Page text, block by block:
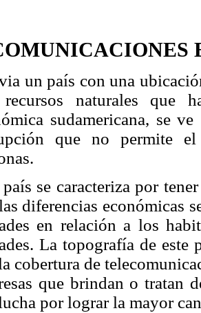
un país con una
naturales que
sudamericana, se
que no permite
país se caracteriza por
diferencias económicas
en relación a los
La topografía de este
cobertura de
que brindan o tratan
por lograr la mayor